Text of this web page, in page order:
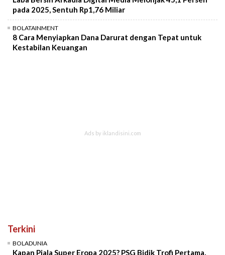
pada 2025, Sentuh Rp1,76 Miliar
BOLATAINMENT
8 Cara Menyiapkan Dana Darurat dengan Tepat untuk
Kestabilan Keuangan
Terkini
BOLADUNIA
Kapan Piala Super Eropa 2025? PSG Bidik Trofi Pertama,